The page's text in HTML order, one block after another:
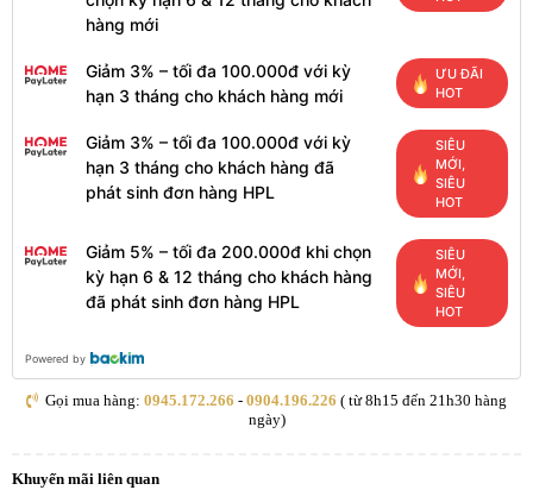
hàng mới
Giảm 3% – tối đa 100.000đ với kỳ
hạn 3 tháng cho khách hàng mới
ƯU ĐÃI
HOT
Giảm 3% – tối đa 100.000đ với kỳ
hạn 3 tháng cho khách hàng đã
phát sinh đơn hàng HPL
SIÊU
MỚI,
SIÊU
HOT
Giảm 5% – tối đa 200.000đ khi chọn
kỳ hạn 6 & 12 tháng cho khách hàng
đã phát sinh đơn hàng HPL
SIÊU
MỚI,
SIÊU
HOT
Powered by
Gọi mua hàng: 0945.172.266 - 0904.196.226 ( từ 8h15 đến 21h30 hàng
ngày)
Khuyến mãi liên quan